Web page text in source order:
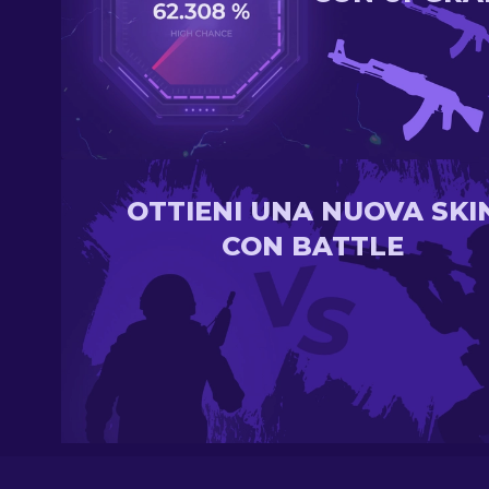
OTTIENI UNA NUOVA
CON BATTLE